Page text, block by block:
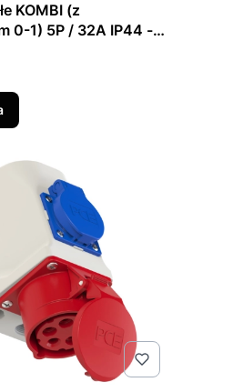
KOMBI (z
0-1) 5P / 32A IP44 -